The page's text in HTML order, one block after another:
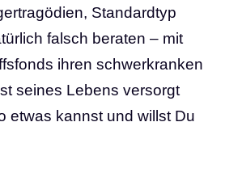
Standardtyp
falsch beraten – mit
ihren schwerkranken
seines Lebens versorgt
etwas kannst und willst Du